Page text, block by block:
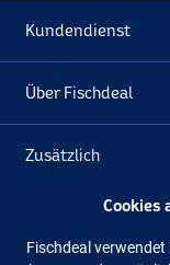
Kundendienst
Über Fischdeal
Zusätzlich
Lagerräumung
Cookies
Fischdeal verwendet